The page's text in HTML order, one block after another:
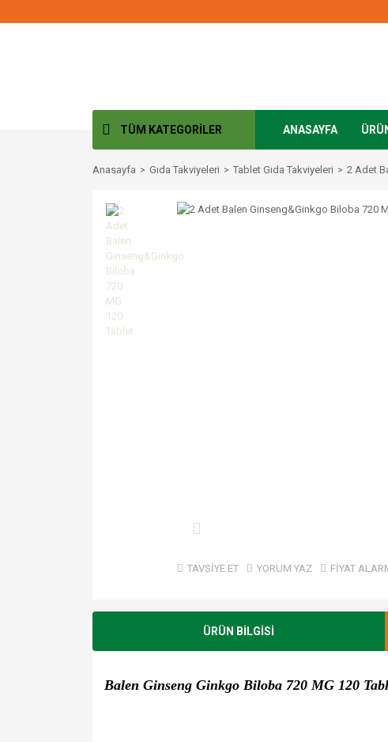
TÜM KATEGORİLER ANASAYFA
Anasayfa Gıda Takviyeleri Tablet Gıda Takviyeleri 2 Adet
TAVSİYE ET YORUM YAZ FİYAT
ÜRÜN BİLGİSİ
Balen Ginseng Ginkgo Biloba 720 MG 120